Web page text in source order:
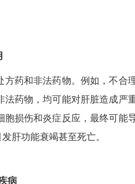
药和非法药物。例如，不合
药物，均可能对肝脏造成严
损伤和炎症反应，最终可能
肝功能衰竭甚至死亡。
病